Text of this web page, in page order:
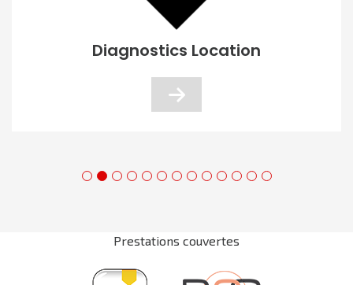
Diagnostics Location
Prestations couvertes